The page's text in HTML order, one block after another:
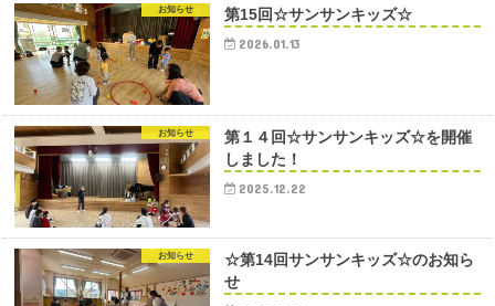
お知らせ 第15回☆サンサンキッズ☆
2026.01.13
お知らせ
第１４回☆サンサンキッズ☆を開催
しました！
2025.12.22
お知らせ
☆第14回サンサンキッズ☆のお知ら
せ